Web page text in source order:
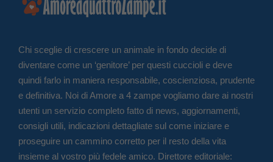
Chi sceglie di crescere un animale in fondo decide di
diventare come un ‘genitore’ per questi cuccioli e deve
quindi farlo in maniera responsabile, coscienziosa, prudente
e definitiva. Noi di Amore a 4 zampe vogliamo dare ai nostri
utenti un servizio completo fatto di news, aggiornamenti,
consigli utili, indicazioni dettagliate sul come iniziare e
proseguire un cammino corretto per il resto della vita
insieme al vostro più fedele amico. Direttore editoriale: